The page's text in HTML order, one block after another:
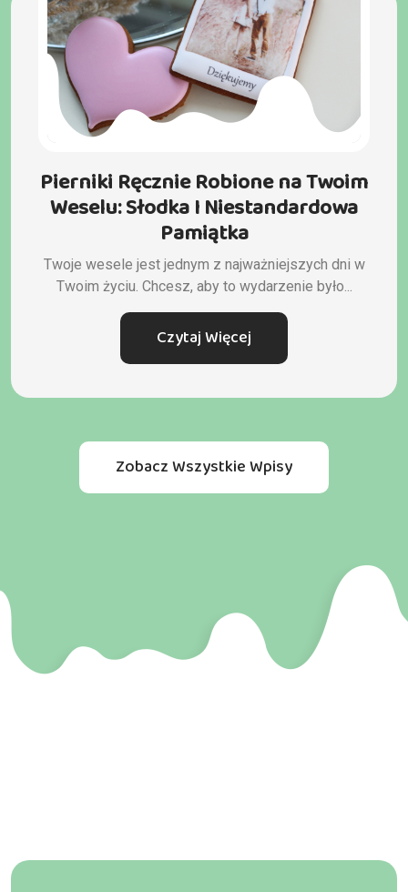
Pierniki Ręcznie Robione na Twoim
Weselu: Słodka I Niestandardowa
Pamiątka
Twoje wesele jest jednym z najważniejszych dni w
Twoim życiu. Chcesz, aby to wydarzenie było...
Czytaj Więcej
Zobacz Wszystkie Wpisy